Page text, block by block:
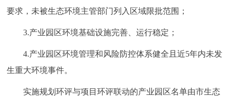
要求，未被生态环境主管部门列入区域限批范围；
3.产业园区环境基础设施完善、运行稳定；
4.产业园区环境管理和风险防控体系健全且近5年内未发
生重大环境事件。
实施规划环评与项目环评联动的产业园区名单由市生态